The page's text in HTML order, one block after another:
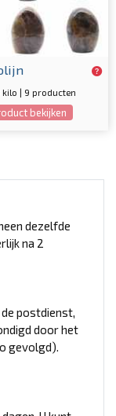
kilo | 9 producten
bekijken
dezelfde
na 2
postdienst,
door het
gevolgd).